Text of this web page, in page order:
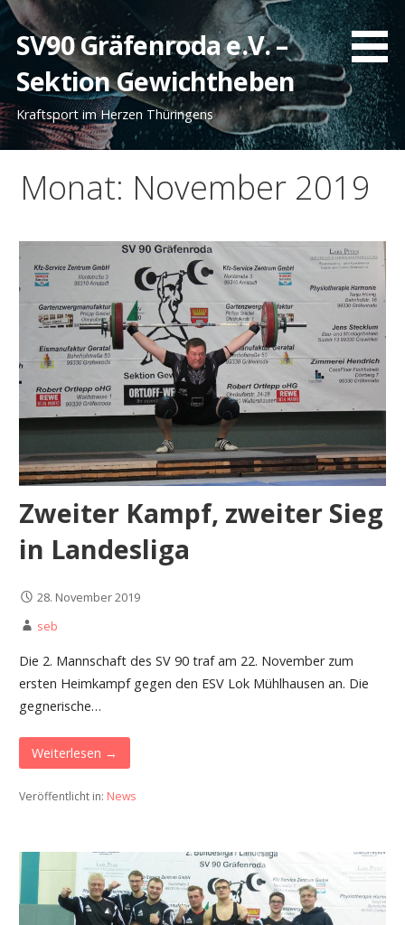
Zum
Inhalt
springen
SV90 Gräfenroda e.V. –
Sektion Gewichtheben
Kraftsport im Herzen Thüringens
Monat: November 2019
Zweiter Kampf, zweiter Sieg
in Landesliga
28. November 2019
seb
Die 2. Mannschaft des SV 90 traf am 22. November zum
ersten Heimkampf gegen den ESV Lok Mühlhausen an. Die
gegnerische…
Weiterlesen →
Veröffentlicht in: News